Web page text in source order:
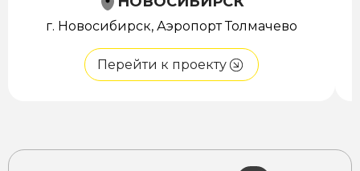
г. Новосибирск, Аэропорт Толмачево
Перейти к проекту